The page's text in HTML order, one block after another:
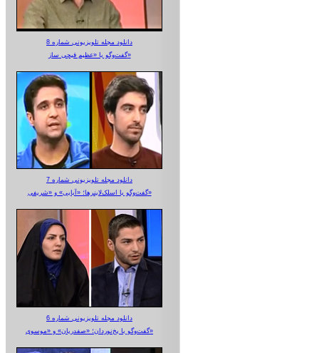
دانلود مجله تلویزیونی شماره 8
گفت‌وگو با «عظیم قیچی ساز»
دانلود مجله تلویزیونی شماره 7
گفت‌وگو با اسلک‌لاینرها؛ «آبایی» و «شریفی»
دانلود مجله تلویزیونی شماره 6
گفت‌وگو با یخ‌نوردان؛ «صفدریان» و «موسوی»